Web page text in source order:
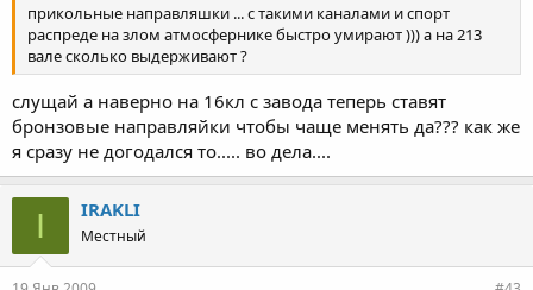
прикольные направляшки ... с такими каналами и спорт
распреде на злом атмосфернике быстро умирают ))) а на 213
вале сколько выдерживают ?
слущай а наверно на 16кл с завода теперь ставят
бронзовые направляйки чтобы чаще менять да??? как же
я сразу не догодался то..... во дела....
I IRAKLI
Местный